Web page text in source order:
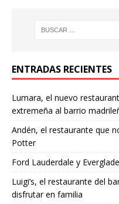
ENTRADAS RECIENTES
Lumara, el nuevo
extremeña al barrio
Andén, el restaurante que
Potter
Ford Lauderdale y
Luigi’s, el restaurante del
disfrutar en familia